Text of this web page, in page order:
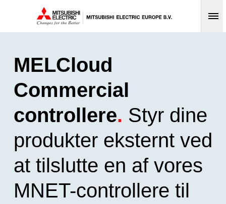
MELCloud
Commercial
controllere. Styr dine
produkter eksternt ved
at tilslutte en af vores
MNET-controllere til